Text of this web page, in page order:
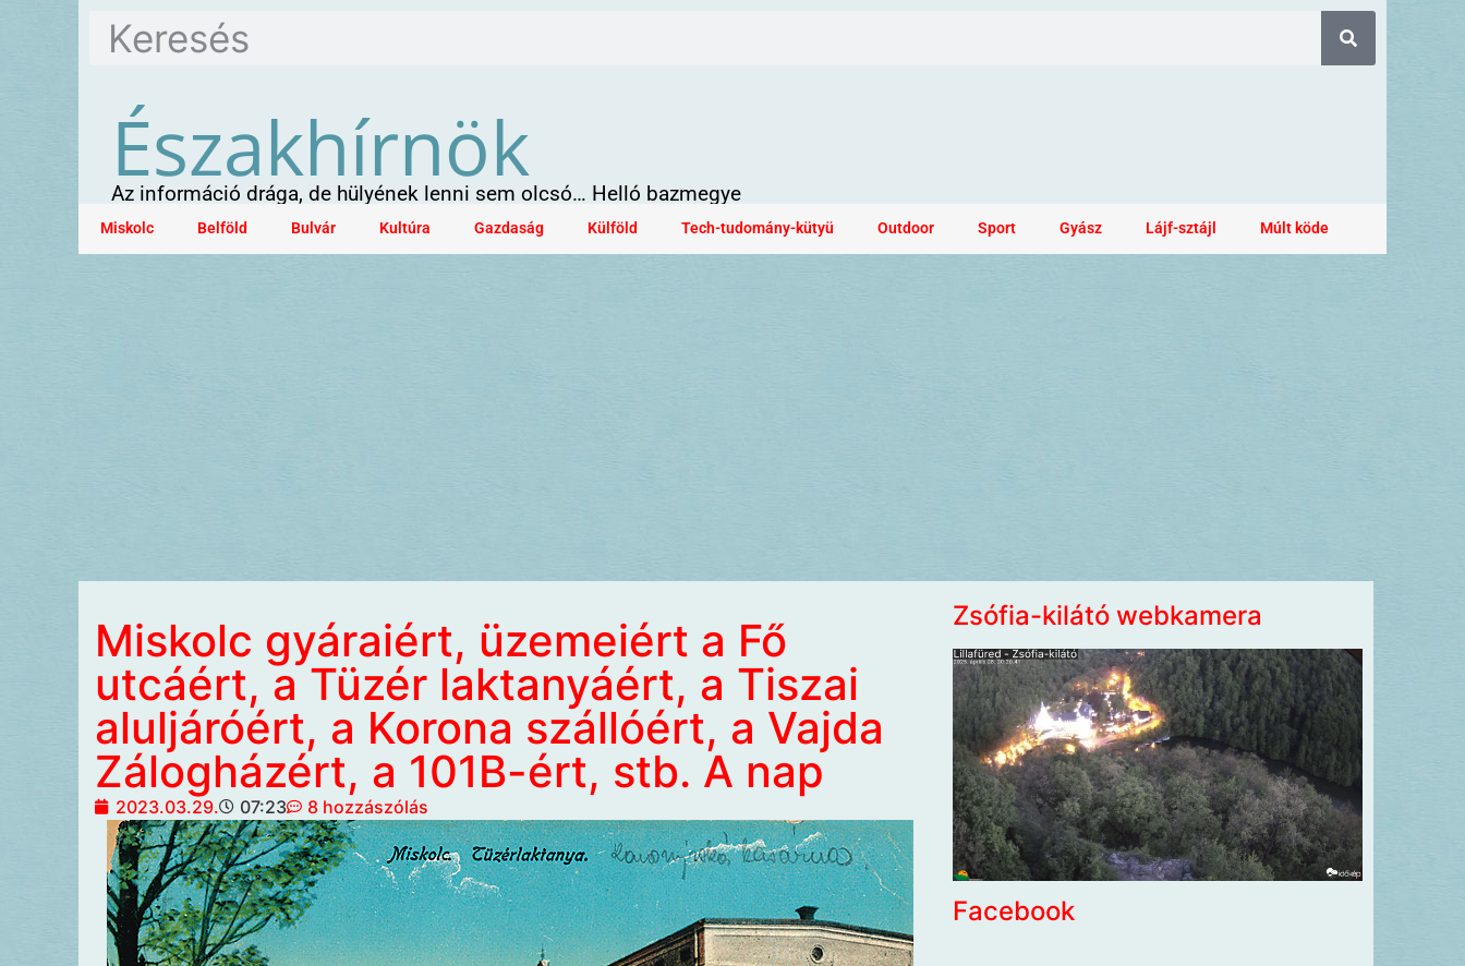
Északhírnök
Az információ drága, de hülyének lenni sem olcsó… Helló bazmegye
Miskolc Belföld Bulvár Kultúra Gazdaság Külföld Tech-tudomány-kütyü Outdoor Sport Gyász Lájf-sztájl Múlt köde
Miskolc gyáraiért, üzemeiért a Fő
utcáért, a Tüzér laktanyáért, a Tiszai
aluljáróért, a Korona szállóért, a Vajda
Zálogházért, a 101B-ért, stb. A nap
2023.03.29. 07:23 8 hozzászólás
Zsófia-kilátó webkamera
Facebook